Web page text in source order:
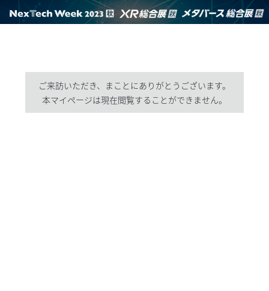
ご来訪いただき、まことにありがとうございます。
本マイページは現在閲覧することができません。